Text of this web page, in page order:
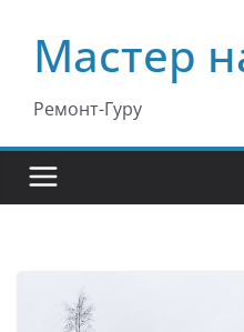
содержимому
Мастер
Ремонт-Гуру